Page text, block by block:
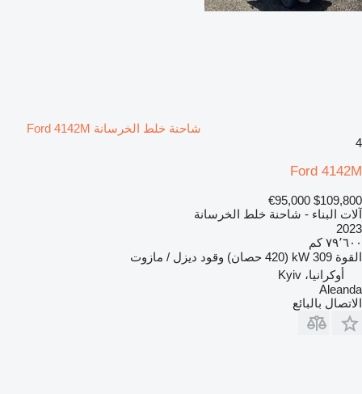
شاحنة خلط الخرسانة Ford 4142M
4
Ford 4142M
$109,800
€95,000
آلات البناء - شاحنة خلط الخرسانة
2023
٧٩٬٦٠٠ كم
القوة 309 kW (420 حصان) وقود ديزل / مازوت
أوكرانيا، Kyiv
Aleanda
الاتصال بالبائع